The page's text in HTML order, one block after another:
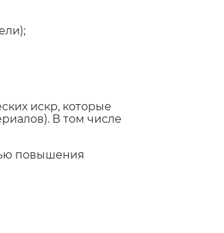
искр, которые
В том числе
повышения